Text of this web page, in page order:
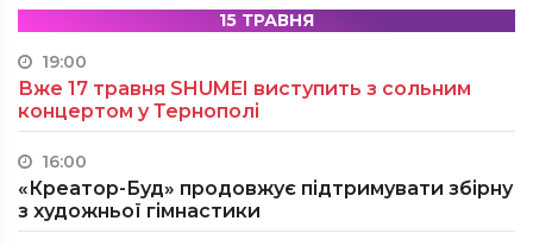
15 ТРАВНЯ
19:00
Вже 17 травня SHUMEI виступить з сольним
концертом у Тернополі
16:00
«Креатор-Буд» продовжує підтримувати збірну
з художньої гімнастики